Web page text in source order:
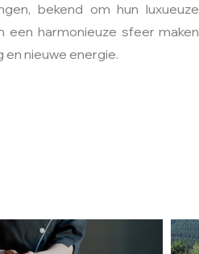
bekend om hun luxueuze
een harmonieuze sfeer maken
nieuwe energie.